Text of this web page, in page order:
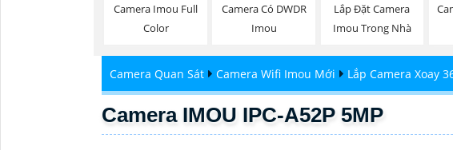
Camera Imou Full
Color
Camera Có DWDR
Imou
Lắp Đặt Camera
Imou Trong Nhà
Camera Quan Sát Camera Wifi Imou Mới Lắp Camera Xoay
Camera IMOU IPC-A52P 5MP